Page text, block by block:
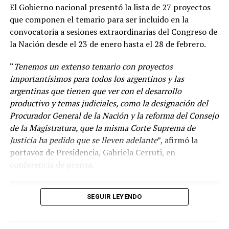
“Venimos diciendo que la circulación de las variantes ha
sido muy dinámica y desde el principio la vacuna en el
beneficioso de la vacunación en las hospitalizaciones y
las muertes”, agregó.
El Gobierno nacional presentó la lista de 27 proyectos
que componen el temario para ser incluido en la
convocatoria a sesiones extraordinarias del Congreso de
la Nación desde el 23 de enero hasta el 28 de febrero.
“Tenemos un extenso temario con proyectos
importantísimos para todos los argentinos y las
argentinas que tienen que ver con el desarrollo
productivo y temas judiciales, como la designación del
Procurador General de la Nación y la reforma del Consejo
de la Magistratura, que la misma Corte Suprema de
Justicia ha pedido que se lleven adelante”, afirmó la
portavoz de Presidencia, Gabriela Cerruti, en
conferencia de prensa.
SEGUIR LEYENDO